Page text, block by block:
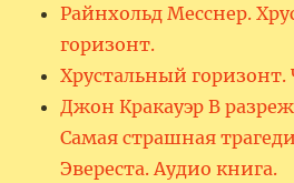
Райнхольд Месснер.
горизонт.
Хрустальный горизонт.
Джон Кракауэр В
Самая страшная
Эвереста. Аудио книга.